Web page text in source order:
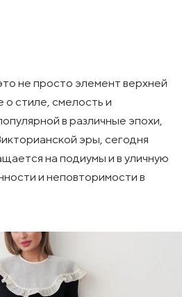
не просто элемент верхней
стиле, смелость и
в различные эпохи,
эры, сегодня
на подиумы и в уличную
и неповторимости в